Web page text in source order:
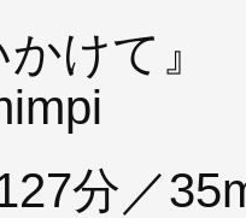
けて』
分／